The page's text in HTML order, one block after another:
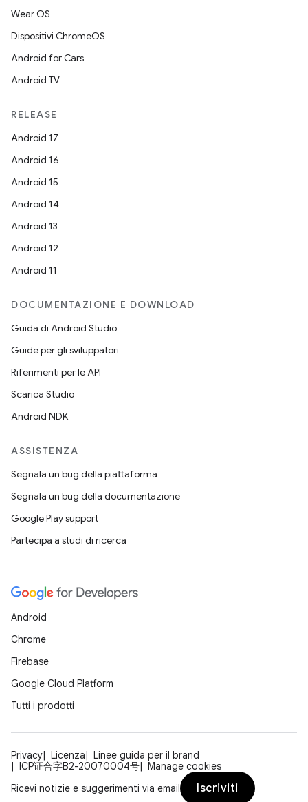
Wear OS
Dispositivi ChromeOS
Android for Cars
Android TV
RELEASE
Android 17
Android 16
Android 15
Android 14
Android 13
Android 12
Android 11
DOCUMENTAZIONE E DOWNLOAD
Guida di Android Studio
Guide per gli sviluppatori
Riferimenti per le API
Scarica Studio
Android NDK
ASSISTENZA
Segnala un bug della piattaforma
Segnala un bug della documentazione
Google Play support
Partecipa a studi di ricerca
Android
Chrome
Firebase
Google Cloud Platform
Tutti i prodotti
Privacy Licenza
Linee guida per il brand
ICP证合字B2-20070004号
Manage cookies
Ricevi notizie e suggerimenti via email
Iscriviti